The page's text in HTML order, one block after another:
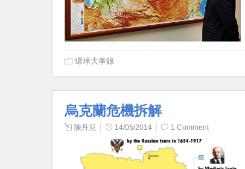
環球大事錄
烏克蘭危機拆解
陳丹尼 14/05/2014 1 Comment